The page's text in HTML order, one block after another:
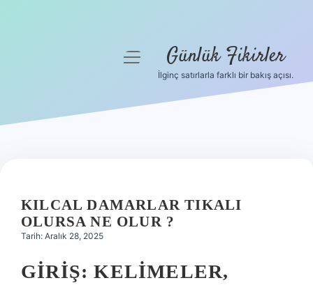
Hakkımızda
menüyü Günlük Fikirler
İlginç satırlarla farklı bir bakış açısı.
KILCAL DAMARLAR TIKALI
OLURSA NE OLUR ?
Tarih: Aralık 28, 2025
GIRIŞ: KELIMELER,